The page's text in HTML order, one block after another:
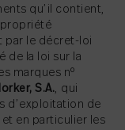
qu’il contient,
par le décret-loi
de la loi sur la
marques nº
S.A., qui
d’exploitation de
en particulier les